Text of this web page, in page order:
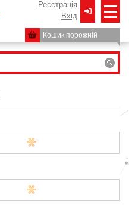
Реєстрація
Вxід
Кошик порожній